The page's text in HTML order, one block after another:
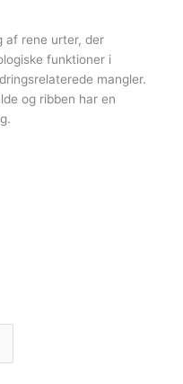
af rene urter, der
funktioner i
mangler.
og ribben har en